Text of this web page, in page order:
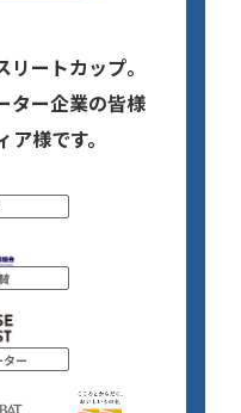
ートカップ。
ター企業の皆様
様です。
ー